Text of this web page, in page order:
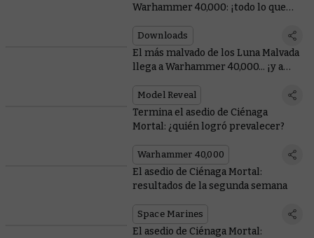
Warhammer 40,000: ¡todo lo que
Downloads
El más malvado de los Luna Malvada
llega a Warhammer 40,000... ¡y a
Model Reveal
Termina el asedio de Ciénaga
Mortal: ¿quién logró prevalecer?
Warhammer 40,000
El asedio de Ciénaga Mortal:
resultados de la segunda semana
Space Marines
El asedio de Ciénaga Mortal: